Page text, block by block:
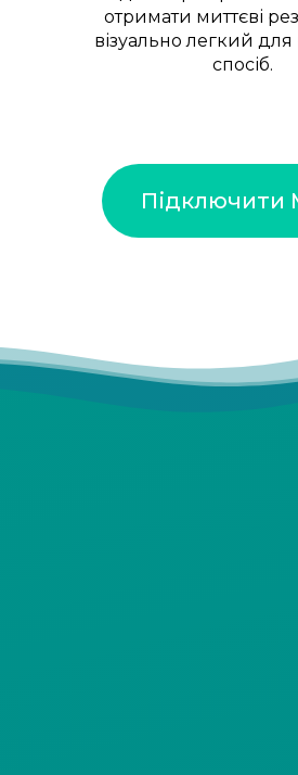
отримати миттєві
візуально легкий для
спосіб.
Підключити